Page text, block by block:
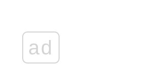
ad